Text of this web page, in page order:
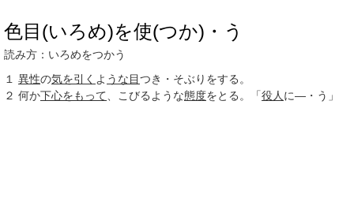
色目(いろめ)を使(つか)・う
読み方：いろめをつかう
１
異性の気を引く よ うな目つき・そぶりをする。
２ 何か下心をもって 、こびるような態度をとる。「役人 に―・う」